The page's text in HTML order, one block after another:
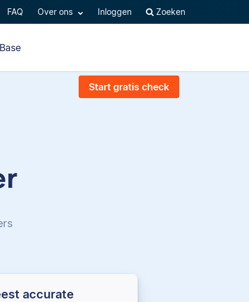
FAQ Over ons Inloggen Zoeken
Start gratis check
accurate